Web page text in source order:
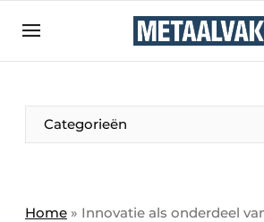
Bedrijven
Contact
Eigen content aanleveren
Categorieën
Home » Innovatie als onderdeel